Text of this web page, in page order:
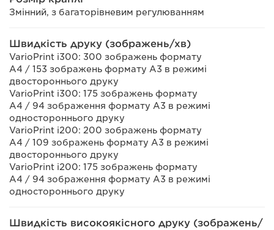
Змінний, з багаторівневим регулюванням
Швидкість друку (зображень/хв)
VarioPrint i300: 300 зображень формату
A4 / 153 зображень формату А3 в режимі
двостороннього друку
VarioPrint i300: 175 зображень формату
A4 / 94 зображення формату А3 в режимі
одностороннього друку
VarioPrint i200: 200 зображень формату
A4 / 109 зображень формату А3 в режимі
двостороннього друку
VarioPrint i200: 175 зображень формату
A4 / 94 зображення формату А3 в режимі
одностороннього друку
Швидкість високоякісного друку (зображень/